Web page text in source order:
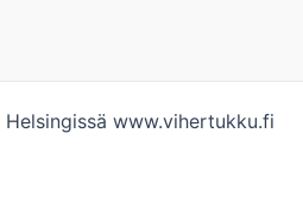
www.vihertukku.fi